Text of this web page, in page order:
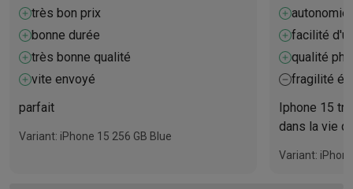
très bon prix
bonne durée
très bonne qualité
vite envoyé
parfait
Variant: iPhone 15 256 GB Blue
autonomie
facilité
qualité
fragilité
Iphone 15
dans la vie
Variant: